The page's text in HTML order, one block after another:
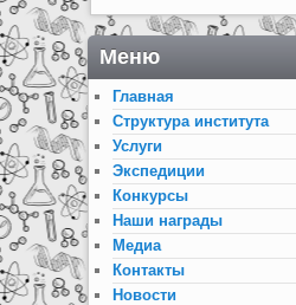
Меню
Главная
Структура института
Услуги
Экспедиции
Конкурсы
Наши награды
Медиа
Контакты
Новости